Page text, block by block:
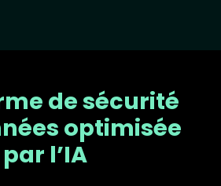
de sécurité
optimisée
par l’IA